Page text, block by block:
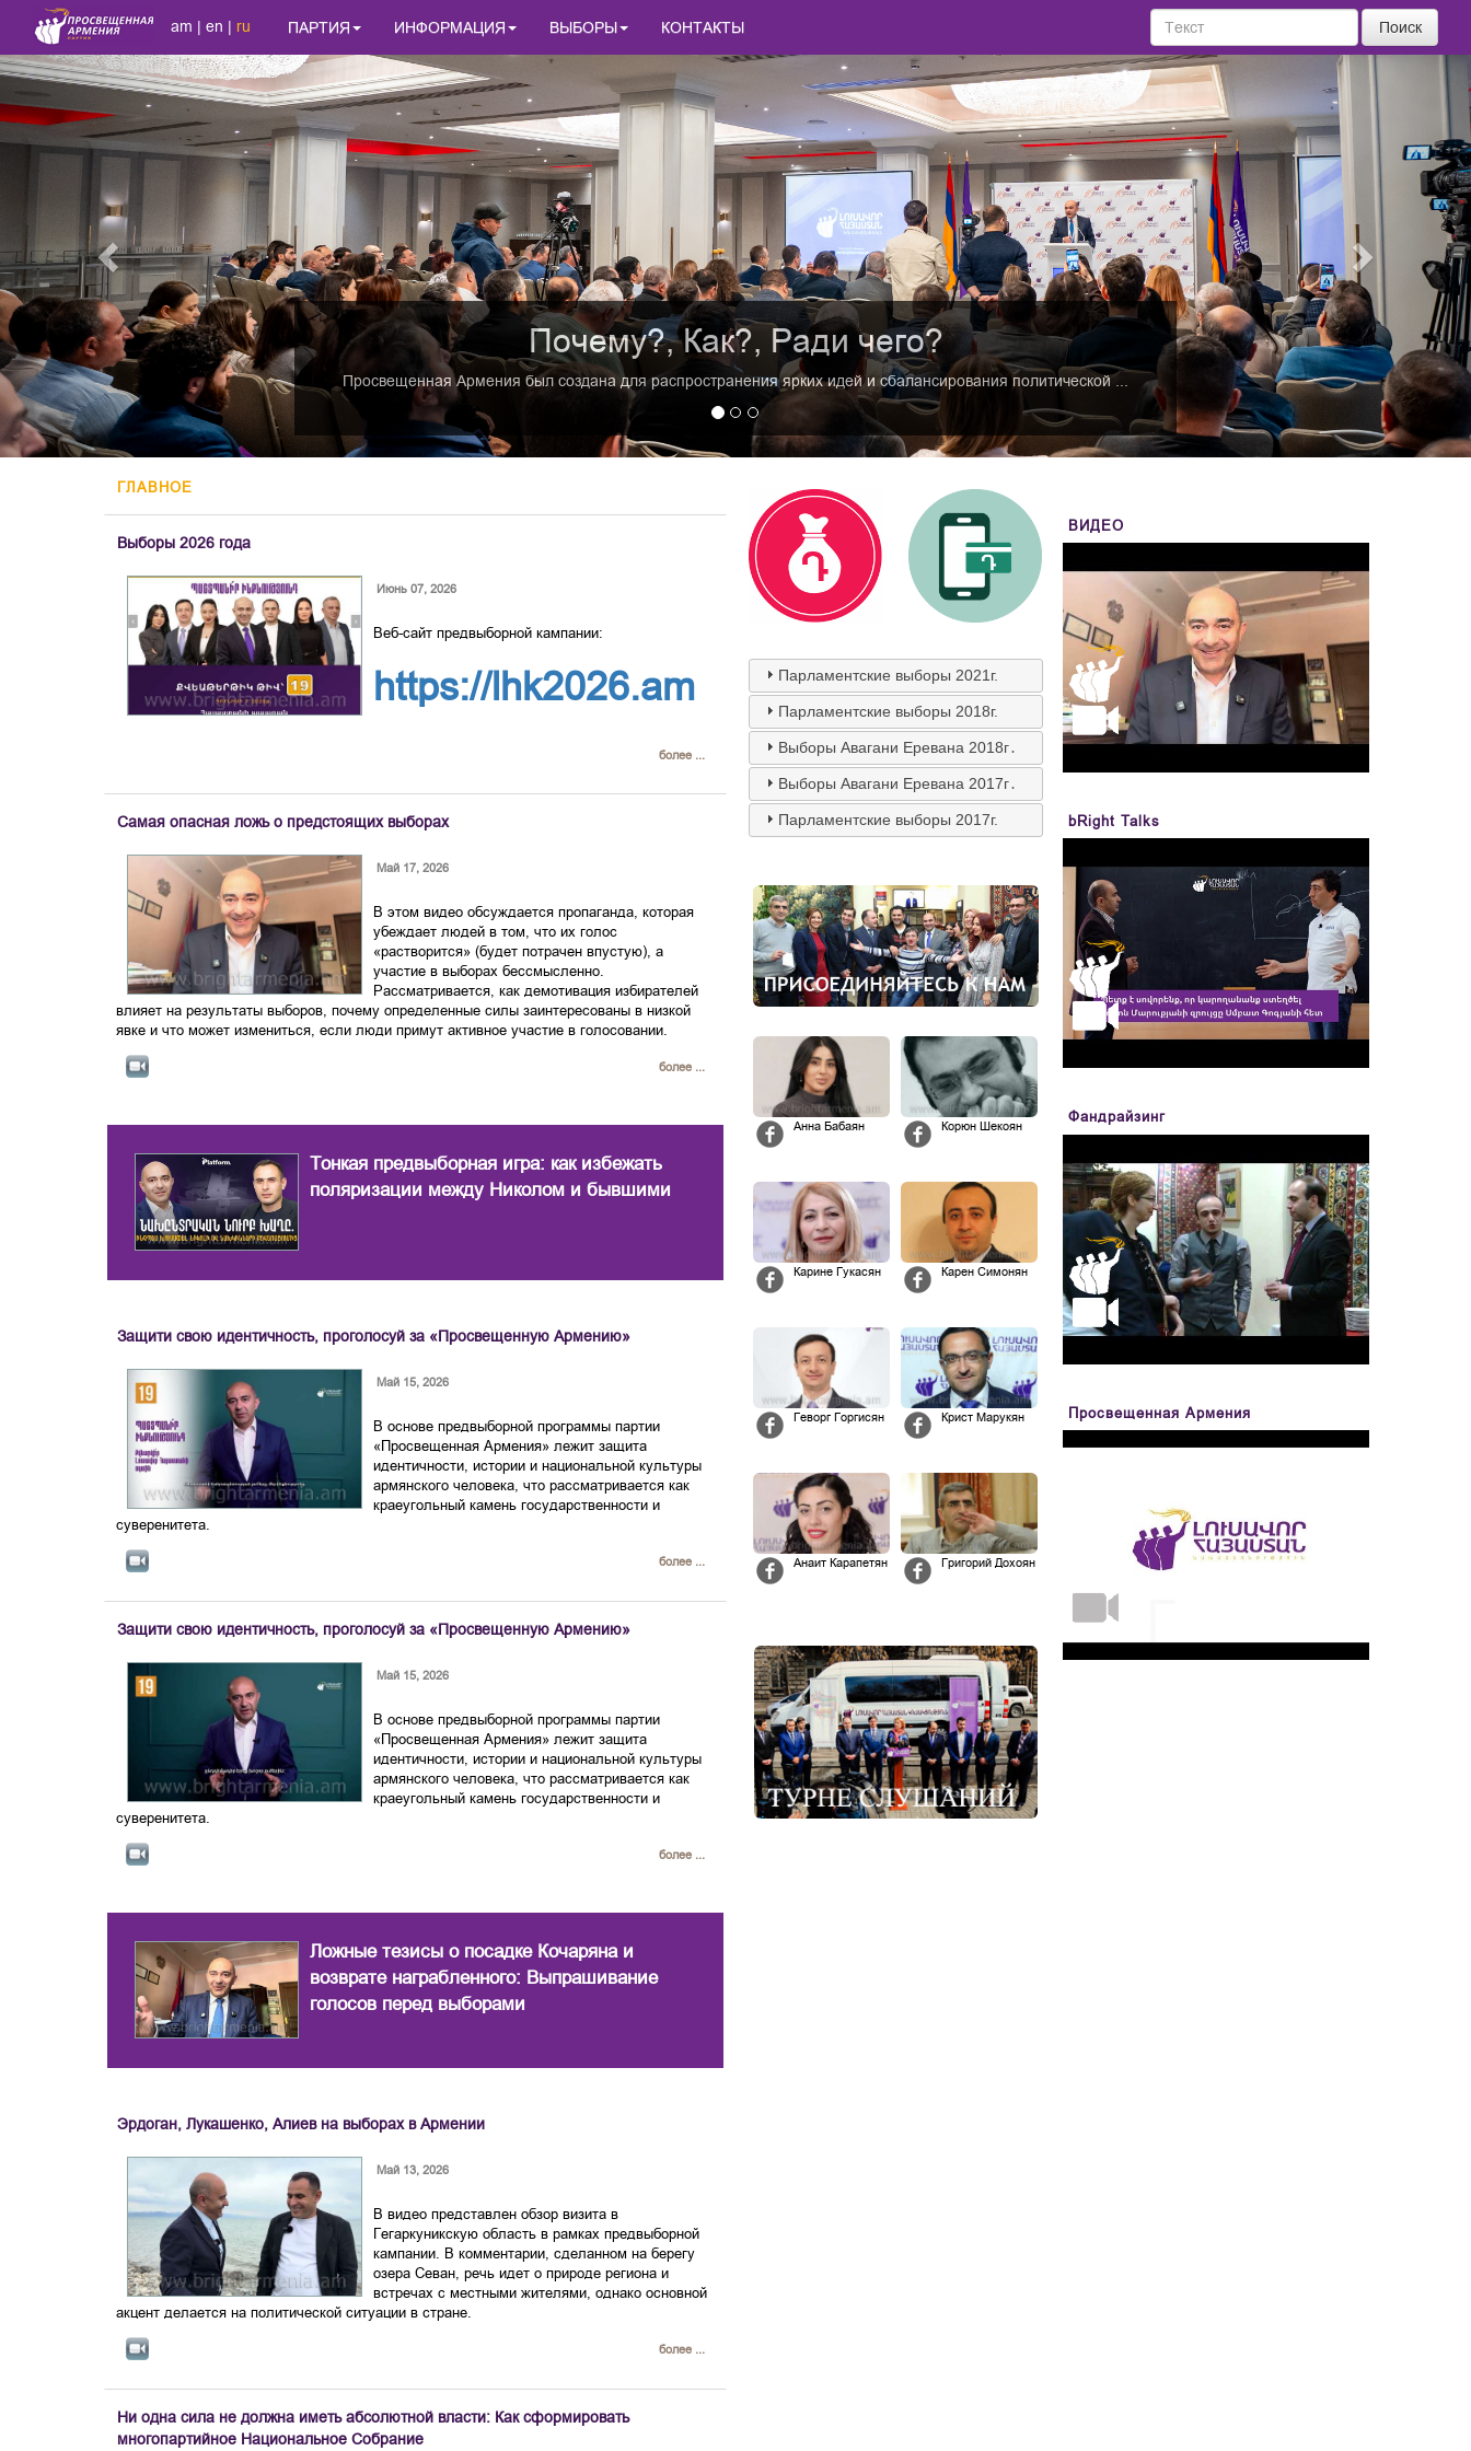
am | en | ru ПАРТИЯ ИНФОРМАЦИЯ ВЫБОРЫ КОНТАКТЫ Поиск
Почему?, Как?, Ради чего?
Просвещенная Армения был создана для распространения ярких идей и сбалансирования политической ...
Previous Next
ГЛАВНОЕ
Выборы 2026 года
Июнь 07, 2026
Веб-сайт предвыборной кампании:
https://lhk2026.am
более ...
Самая опасная ложь о предстоящих выборах
Май 17, 2026
В этом видео обсуждается пропаганда, которая
убеждает людей в том, что их голос
«растворится» (будет потрачен впустую), а
участие в выборах бессмысленно.
Рассматривается, как демотивация избирателей
влияет на результаты выборов, почему определенные силы заинтересованы в низкой
явке и что может измениться, если люди примут активное участие в голосовании.
более ...
Тонкая предвыборная игра: как избежать
поляризации между Николом и бывшими
Защити свою идентичность, проголосуй за «Просвещенную Армению»
Май 15, 2026
В основе предвыборной программы партии
«Просвещенная Армения» лежит защита
идентичности, истории и национальной культуры
армянского человека, что рассматривается как
краеугольный камень государственности и
суверенитета.
более ...
Защити свою идентичность, проголосуй за «Просвещенную Армению»
Май 15, 2026
В основе предвыборной программы партии
«Просвещенная Армения» лежит защита
идентичности, истории и национальной культуры
армянского человека, что рассматривается как
краеугольный камень государственности и
суверенитета.
более ...
Ложные тезисы о посадке Кочаряна и
возврате награбленного: Выпрашивание
голосов перед выборами
Эрдоган, Лукашенко, Алиев на выборах в Армении
Май 13, 2026
В видео представлен обзор визита в
Гегаркуникскую область в рамках предвыборной
кампании. В комментарии, сделанном на берегу
озера Севан, речь идет о природе региона и
встречах с местными жителями, однако основной
акцент делается на политической ситуации в стране.
более ...
Ни одна сила не должна иметь абсолютной власти: Как сформировать
многопартийное Национальное Собрание
Парламентские выборы 2021г.
Парламентские выборы 2018г.
Выборы Авагани Еревана 2018г․
Выборы Авагани Еревана 2017г․
Парламентские выборы 2017г.
Анна Бабаян Корюн Шекоян
Карине Гукасян Карен Симонян
Геворг Горгисян Крист Марукян
Анаит Карапетян Григорий Дохоян
ВИДЕО
bRight Talks
Фандрайзинг
Просвещенная Армения